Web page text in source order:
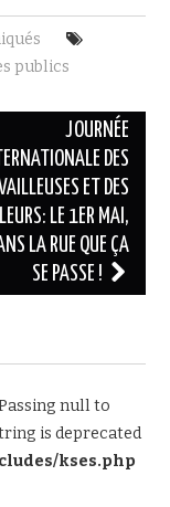
publics
JOURNÉE
DES
ET DES
LE 1ER MAI,
LA RUE QUE ÇA
SE PASSE !
null to
is deprecated
kses.php